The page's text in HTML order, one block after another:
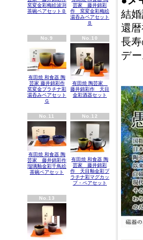
窯変金彩梅絵波渕
茶碗ペアセットＢ
芸家 藤井錦彩
作 窯変金彩梅絵
湯呑みペアセット
Ｂ
No.9
有田焼 和食器 陶
芸家 藤井錦彩作
窯変金プラチナ彩
湯呑みペアセット
Ｇ
No.10
有田焼 陶芸家
藤井錦彩作 天目
金彩酒器セット
No.11
有田焼 和食器 陶
芸家 藤井錦彩作
瑠璃釉金彩千鳥絵
茶碗ペアセット
No.12
有田焼 和食器 陶
芸家 藤井錦彩
作 天目釉金彩プ
ラチナ彩マグカッ
プ・ペアセット
No.13
結
還
長
デ